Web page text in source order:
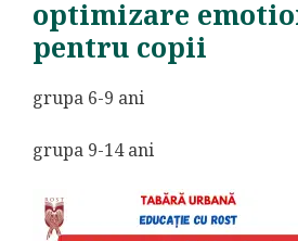
optimizare
pentru copii
grupa 6-9 ani
grupa 9-14 ani